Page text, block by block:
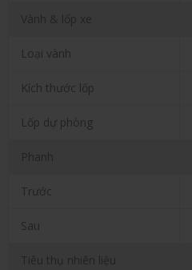
Vành & lốp xe
Loại vành
Kích thước lốp
Lốp dự phòng
Phanh
Trước
Sau
Tiêu thụ nhiên liệu